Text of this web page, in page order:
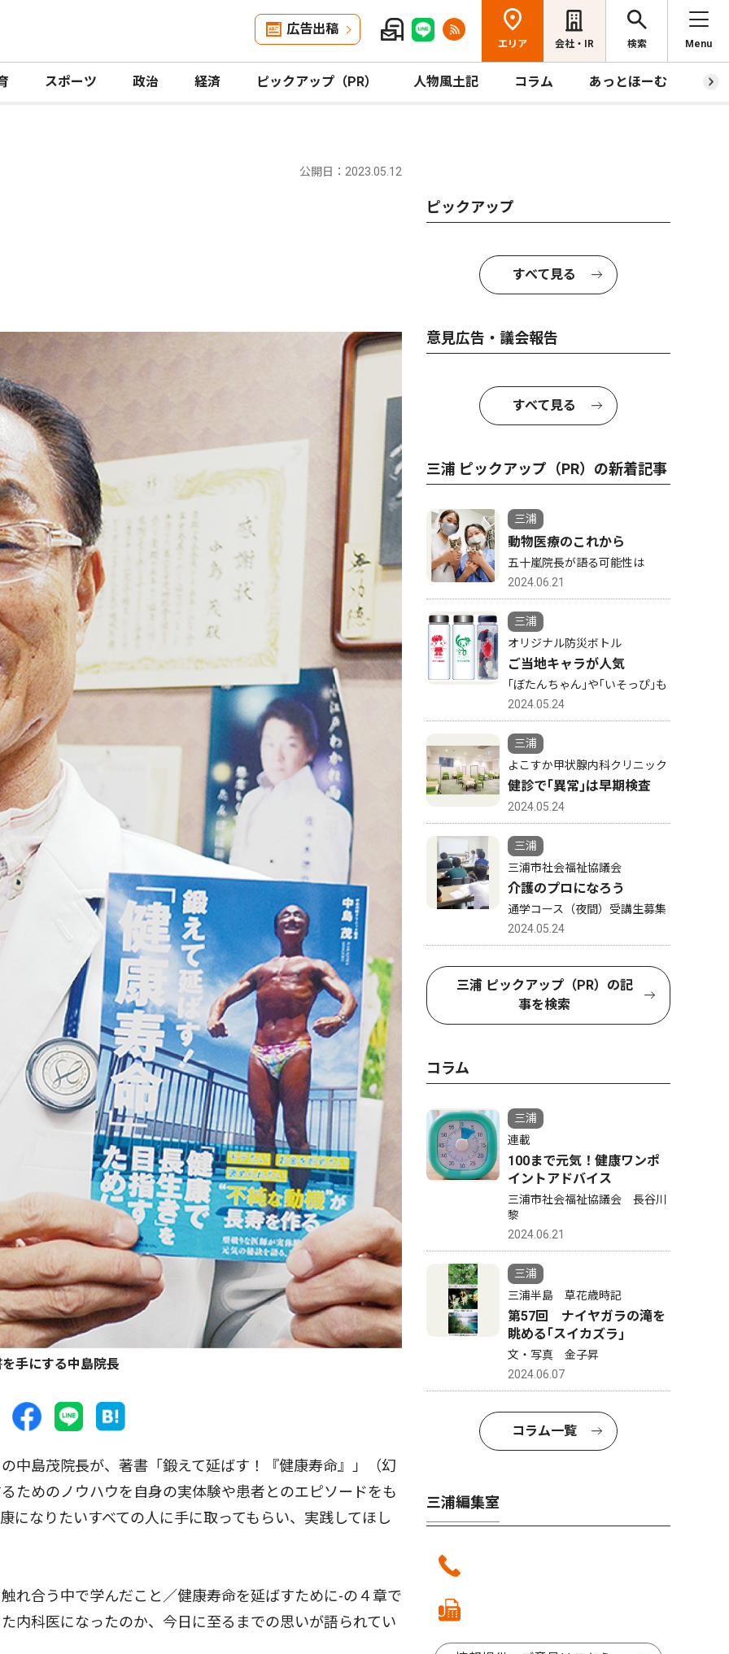
広告出稿
エリア 会社・IR 検索 Menu
スポーツ 政治 経済 ピックアップ（PR） 人物風土記 コラム あっとほーむ プ
公開日：2023.05.12
手にする中島院長
島茂院長が、著書「鍛えて延ばす！『健康寿命』」（幻
ためのノウハウを自身の実体験や患者とのエピソードをも
になりたいすべての人に手に取ってもらい、実践してほし
合う中で学んだこと／健康寿命を延ばすために-の４章で
内科医になったのか、今日に至るまでの思いが語られてい
ピックアップ
すべて見る
意見広告・議会報告
すべて見る
三浦 ピックアップ（PR）の新着記事
三浦
動物医療のこれから
五十嵐院長が語る可能性は
2024.06.21
三浦
オリジナル防災ボトル
ご当地キャラが人気
｢ぼたんちゃん｣や｢いそっぴ｣も
2024.05.24
三浦
よこすか甲状腺内科クリニック
健診で｢異常｣は早期検査
2024.05.24
三浦
三浦市社会福祉協議会
介護のプロになろう
通学コース（夜間）受講生募集
2024.05.24
三浦 ピックアップ（PR）の記
事を検索
コラム
三浦
連載
100まで元気！健康ワンポ
イントアドバイス
三浦市社会福祉協議会 長谷川
黎
2024.06.21
三浦
三浦半島 草花歳時記
第57回 ナイヤガラの滝を
眺める｢スイカズラ｣
文・写真 金子昇
2024.06.07
コラム一覧
三浦編集室